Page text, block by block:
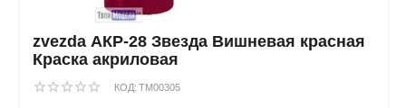
zvezda АКР-28 Звезда Вишневая красная
Краска акриловая
КОД: TM00305